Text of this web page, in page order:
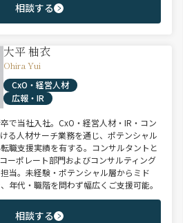
相談する
大平 柚衣
Ohira Yui
CxO・経営人材
広報・IR
で当社入社。CxO・経営人材・IR・コン
る人材サーチ業務を通じ、ポテンシャル
職支援実績を有する。コンサルタントと
ーポレート部門およびコンサルティング
当。未経験・ポテンシャル層からミド
年代・職階を問わず幅広くご支援可能。
相談する